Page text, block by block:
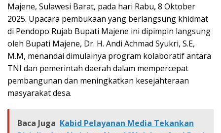
Majene, Sulawesi Barat, pada hari Rabu, 8 Oktober
2025. Upacara pembukaan yang berlangsung khidmat
di Pendopo Rujab Bupati Majene ini dipimpin langsung
oleh Bupati Majene, Dr. H. Andi Achmad Syukri, S.E,
M.M, menandai dimulainya program kolaboratif antara
TNI dan pemerintah daerah dalam mempercepat
pembangunan dan meningkatkan kesejahteraan
masyarakat desa.
Baca Juga Kabid Pelayanan Media Tekankan